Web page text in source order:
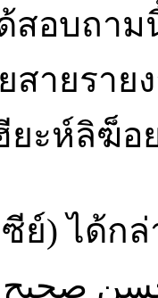
อบถาม
สายรา
ยะห์ลิฆ็
ย์) ได้ก